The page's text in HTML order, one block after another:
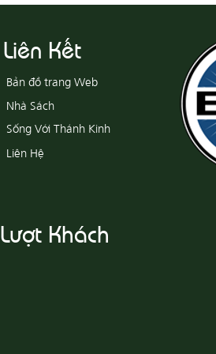
Liên Kết
Bản đồ trang Web
Nhà Sách
Sống Với Thánh Kinh
Liên Hệ
Lượt Khách